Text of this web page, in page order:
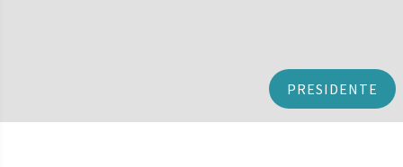
PRESIDENTE